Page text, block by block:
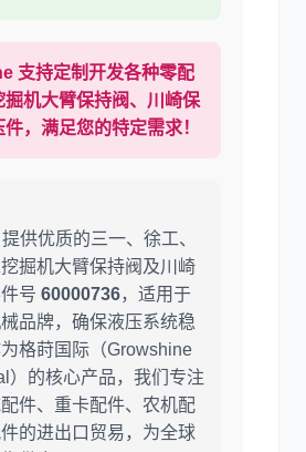
丰田
凯斯
支持定制开发各种零配
掘机大臂保持阀、川崎保
，满足您的特定需求！
供优质的三一、徐工、
掘机大臂保持阀及川崎
号 60000736，适用于
品牌，确保液压系统稳
格莳国际（Growshine
）的核心产品，我们专注
件、重卡配件、农机配
的进出口贸易，为全球